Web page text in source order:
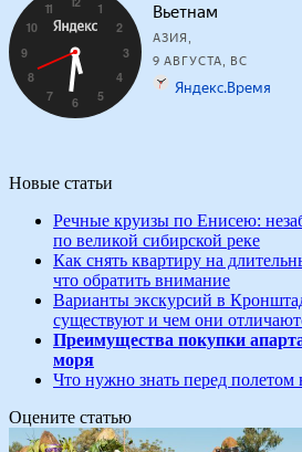
Новые статьи
Речные круизы по Енисею:
по великой сибирской реке
Как снять квартиру на
что обратить внимание
Варианты экскурсий в
существуют и чем они
Преимущества покупки
моря
Что нужно знать перед полетом
Оцените статью